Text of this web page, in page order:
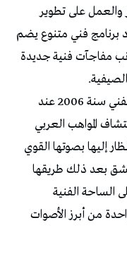
والعمل على تطوير
برنامج فني متنوع يضم
مفاجآت فنية جديدة
يذكر أن شيماء الهلالي بدأت مشوارها للفني سنة 2006 عند
المواهب العربي
إليها بصوتها القوي
لتشق بعد ذلك طريقها
الساحة الفنية
من أبرز الأصوات